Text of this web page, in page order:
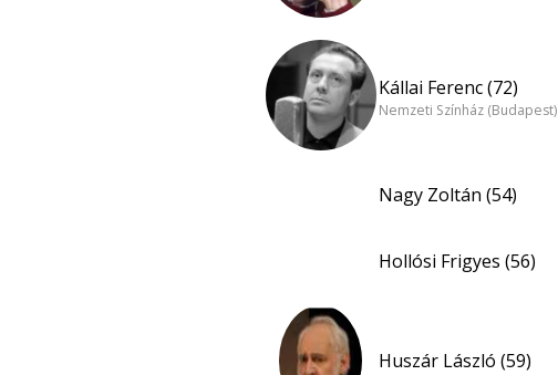
Kállai Ferenc (72)
Nemzeti Színház (Budapest)
Nagy Zoltán (54)
Hollósi Frigyes (56)
Huszár László (59)